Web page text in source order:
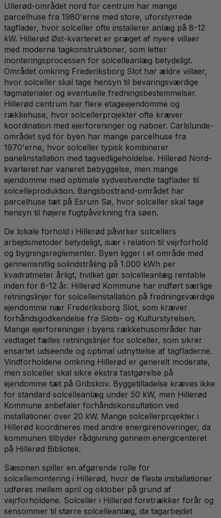
Ullerød-området nord for centrum har mange
parcelhuse fra 1980'erne med store, uforstyrrede
tagflader, hvor solceller ofte installerer anlæg på 8-12
kW. Hillerød Øst-kvarteret er præget af nyere villaer
med moderne tagkonstruktioner, som letter
monteringsprocessen for solcelleanlæg betydeligt.
Området omkring Frederiksborg Slot har ældre villaer,
hvor solceller skal tage hensyn til bevaringsværdige
tagmaterialer og eventuelle fredningsbestemmelser.
Hillerød centrum har flere etageejendomme og
rækkehuse, hvor solcellerprojekter ofte kræver
koordination med ejerforeninger og naboer. Carlslunde-
området syd for byen har mange parcelhuse fra
1970'erne, hvor solceller typisk kombinerer
panelinstallation med tagvedligeholdelse. Hillerød Nord-
kvarteret har varieret bebyggelse, men mange
ejendomme med optimale sydvestvendte tagflader til
solcelleproduktion. Bangsbostrand-området har
parcelhuse tæt på Esrum Sø, hvor solceller skal tage
hensyn til højere fugtpåvirkning fra søen.
De lokale forhold i Hillerød påvirker solcellers
arbejdsmetoder betydeligt, især i relation til vejrforhold
og bygningsreglementer. Byen ligger i et område med
gennemsnitlig solindstråling på 1.000 kWh per
kvadratmeter årligt, hvilket gør solcelleanlæg rentable
inden for 8-12 år. Hillerød Kommune har indført særlige
retningslinjer for solcelleinstallation på fredningsværdige
ejendomme nær Frederiksborg Slot, som kræver
forhåndsgodkendelse fra Slots- og Kulturstyrelsen.
Mange ejerforeninger i byens rækkehusområder har
vedtaget fælles retningslinjer for solceller, som sikrer
ensartet udseende og optimal udnyttelse af tagfladerne.
Vindforholdene omkring Hillerød er generelt moderate,
men solceller skal sikre ekstra fastgørelse på
ejendomme tæt på Gribskov. Byggetilladelse kræves ikke
for standard solcelleanlæg under 50 kW, men Hillerød
Kommune anbefaler forhåndskonsultation ved
installationer over 20 kW. Mange solcellerprojekter i
Hillerød koordineres med andre energirenoveringer, da
kommunen tilbyder rådgivning gennem energicenteret
på Hillerød Bibliotek.
Sæsonen spiller en afgørende rolle for
solcellemontering i Hillerød, hvor de fleste installationer
udføres mellem april og oktober på grund af
vejrforholdene. Solceller i Hillerød foretrækker forår og
sensommer til større solcelleanlæg, da tagarbejdet